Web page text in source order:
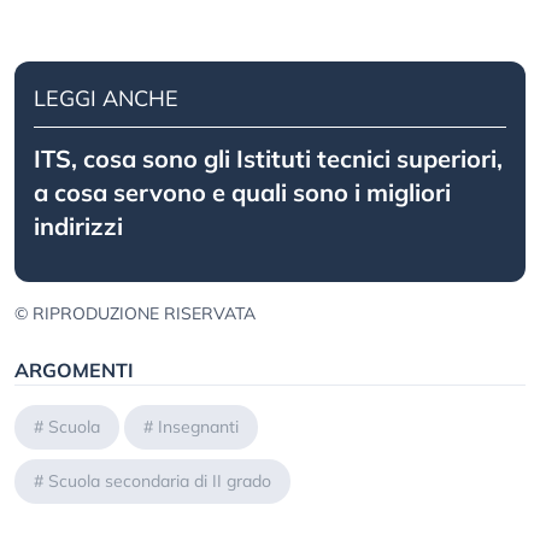
LEGGI ANCHE
ITS, cosa sono gli Istituti tecnici superiori,
a cosa servono e quali sono i migliori
indirizzi
© RIPRODUZIONE RISERVATA
ARGOMENTI
# Scuola # Insegnanti
# Scuola secondaria di II grado